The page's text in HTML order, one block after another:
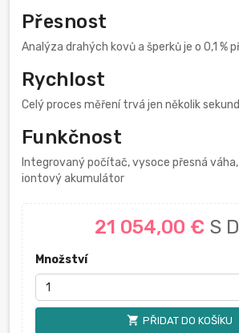
Přesnost
Analýza drahých kovů a šperků je o 0,1 %
Rychlost
Celý proces měření trvá jen několik sekund
Funkčnost
Integrovaný počítač, vysoce přesná
iontový akumulátor
21 054,00 € S
Množství
shopping_cart PŘIDAT DO KOŠÍKU